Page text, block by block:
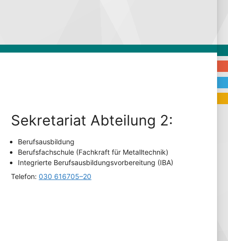
Sekre­ta­ri­at Abtei­lung 2:
Berufs­aus­bil­dung
Berufs­fach­schu­le (Fach­kraft für Metalltechnik)
Inte­grier­te Berufs­aus­bil­dungs­vor­be­rei­tung (IBA)
Tele­fon: 030 616705–20